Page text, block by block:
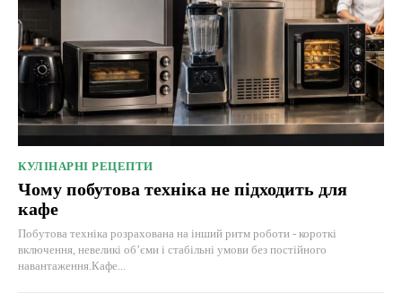
КУЛІНАРНІ РЕЦЕПТИ
Чому побутова техніка не підходить для
кафе
Побутова техніка розрахована на інший ритм роботи - короткі
включення, невеликі об’єми і стабільні умови без постійного
навантаження.Кафе...